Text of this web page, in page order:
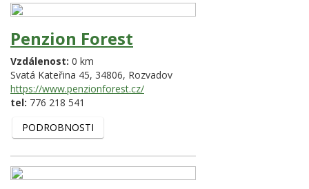
Penzion Forest
Vzdálenost: 0 km
Svatá Kateřina 45, 34806, Rozvadov
https://www.penzionforest.cz/
tel: 776 218 541
PODROBNOSTI